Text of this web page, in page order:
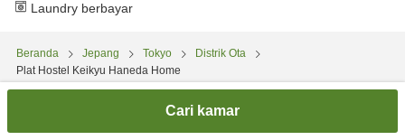
Laundry berbayar
Beranda Jepang Tokyo
Distrik Ota
Plat Hostel Keikyu Haneda Home
Cari kamar